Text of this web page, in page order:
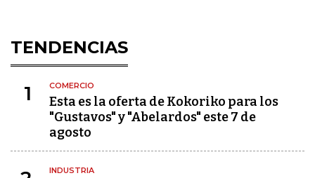
TENDENCIAS
1 COMERCIO
Esta es la oferta de Kokoriko para los
"Gustavos" y "Abelardos" este 7 de
agosto
INDUSTRIA